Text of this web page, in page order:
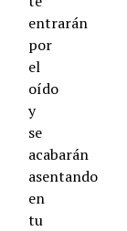
entrarán
por
el
oído
y
se
acabarán
asentando
en
tu